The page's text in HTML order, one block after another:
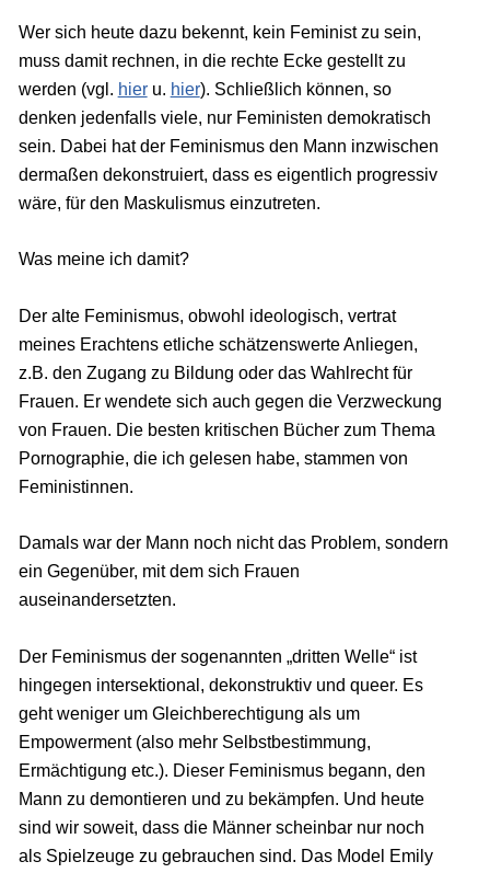
Wer sich heute dazu bekennt, kein Feminist zu sein,
muss damit rechnen, in die rechte Ecke gestellt zu
werden (vgl. hieru. hier). Schließlich können, so
denken jedenfalls viele, nur Feministen demokratisch
sein. Dabei hat der Feminismus den Mann inzwischen
dermaßen dekonstruiert, dass es eigentlich progressiv
wäre, für den Maskulismus einzutreten.
Was meine ich damit?
Der alte Feminismus, obwohl ideologisch, vertrat
meines Erachtens etliche schätzenswerte Anliegen,
z.B. den Zugang zu Bildung oder das Wahlrecht für
Frauen. Er wendete sich auch gegen die Verzweckung
von Frauen. Die besten kritischen Bücher zum Thema
Pornographie, die ich gelesen habe, stammen von
Feministinnen.
Damals war der Mann noch nicht das Problem, sondern
ein Gegenüber, mit dem sich Frauen
auseinandersetzten.
Der Feminismus der sogenannten „dritten Welle“ ist
hingegen intersektional, dekonstruktiv und queer. Es
geht weniger um Gleichberechtigung als um
Empowerment (also mehr Selbstbestimmung,
Ermächtigung etc.). Dieser Feminismus begann, den
Mann zu demontieren und zu bekämpfen. Und heute
sind wir soweit, dass die Männer scheinbar nur noch
als Spielzeuge zu gebrauchen sind. Das Model Emily